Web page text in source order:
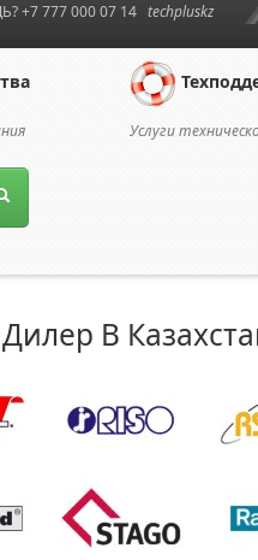
+7 777 000 07 14 techpluskz
Услуги
Дилер В